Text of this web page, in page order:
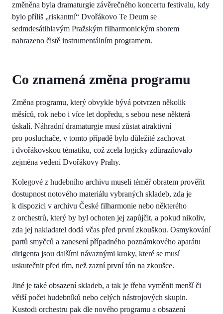
změněna byla dramaturgie závěrečného koncertu festivalu, kdy
bylo příliš „riskantní“ Dvořákovo Te Deum se
sedmdesátihlavým Pražským filharmonickým sborem
nahrazeno čistě instrumentálním programem.
Co znamená změna programu
Změna programu, který obvykle bývá potvrzen několik
měsíců, rok nebo i více let dopředu, s sebou nese některá
úskalí. Náhradní dramaturgie musí zůstat atraktivní
pro posluchače, v tomto případě bylo důležité zachovat
i dvořákovskou tématiku, což zcela logicky zdůrazňovalo
zejména vedení Dvořákovy Prahy.
Kolegové z hudebního archivu museli téměř obratem prověřit
dostupnost notového materiálu vybraných skladeb, zda je
k dispozici v archivu České filharmonie nebo některého
z orchestrů, který by byl ochoten jej zapůjčit, a pokud nikoliv,
zda jej nakladatel dodá včas před první zkouškou. Osmykování
partů smyčců a zanesení případného poznámkového aparátu
dirigenta jsou dalšími návaznými kroky, které se musí
uskutečnit před tím, než zazní první tón na zkoušce.
Jiné je také obsazení skladeb, a tak je třeba vyměnit menší či
větší počet hudebníků nebo celých nástrojových skupin.
Kustodi orchestru pak dle nového programu a obsazení